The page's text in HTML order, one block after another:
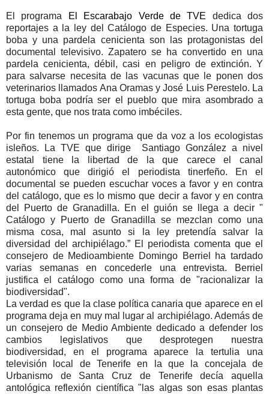
El programa El Escarabajo Verde de TVE
dedica dos
reportajes a la ley del Catálogo de Especies. Una tortuga
boba y una pardela cenicienta son las protagonistas del
documental televisivo. Zapatero se ha convertido en una
pardela cenicienta, débil, casi en peligro de extinción. Y
para salvarse necesita de las vacunas que le ponen dos
veterinarios llamados Ana Oramas y José Luis Perestelo. La
tortuga boba podría ser el pueblo que mira asombrado a
esta gente, que nos trata como imbéciles.
Por fin tenemos un programa que da voz a los ecologistas
isleños. La TVE que dirige Santiago González a nivel
estatal tiene la libertad de la que carece el canal
autonómico que dirigió el periodista tinerfeño. En el
documental se pueden escuchar voces a favor y en contra
del catálogo, que es lo mismo que decir a favor y en contra
del Puerto de Granadilla. En el guión se llega a decir "
Catálogo y Puerto de Granadilla se mezclan como una
misma cosa, mal asunto si la ley pretendía salvar la
diversidad del archipiélago.” El periodista comenta que el
consejero de Medioambiente Domingo Berriel ha tardado
varias semanas en concederle una entrevista. Berriel
justifica el catálogo como una forma de "racionalizar la
biodiversidad".
La verdad es que la clase política canaria que aparece en el
programa deja en muy mal lugar al archipiélago. Además de
un consejero de Medio Ambiente dedicado a defender los
cambios legislativos que desprotegen nuestra
biodiversidad, en el programa aparece la tertulia una
televisión local de Tenerife en la que la concejala de
Urbanismo de Santa Cruz de Tenerife decía aquella
antológica reflexión científica "las algas son esas plantas